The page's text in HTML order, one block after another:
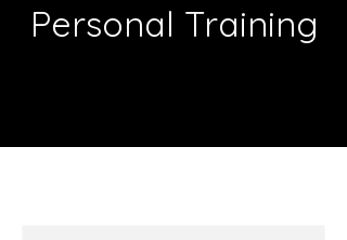
Personal Training